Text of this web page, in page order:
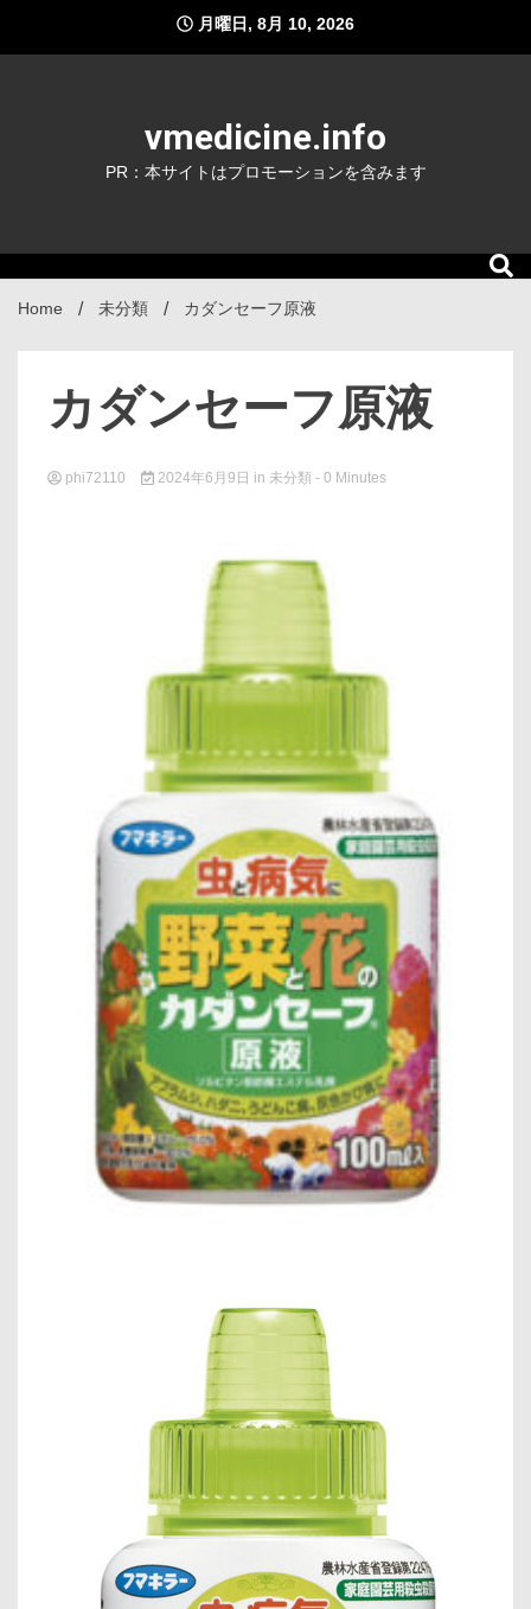
content
月曜日, 8月 10, 2026
vmedicine.info
PR：本サイトはプロモーションを含みます
Home 未分類 カダンセーフ原液
カダンセーフ原液
phi72110 2024年6月9日 in 未分類 - 0 Minutes